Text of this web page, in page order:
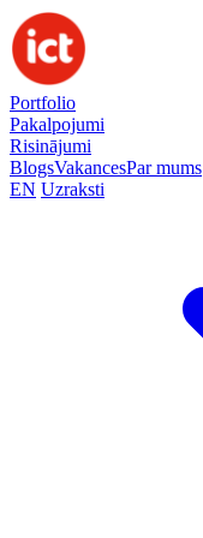
Portfolio
Pakalpojumi
Risinājumi
BlogsVakancesPar mums
EN Uzraksti